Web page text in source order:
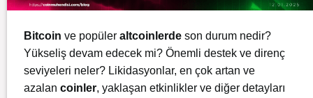
Bitcoin ve popüler altcoinlerde son durum nedir?
Yükseliş devam edecek mi? Önemli destek ve direnç
seviyeleri neler? Likidasyonlar, en çok artan ve
azalan coinler, yaklaşan etkinlikler ve diğer detayları